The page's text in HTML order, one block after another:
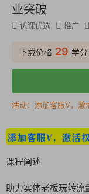
业突破
优课优选 推广
下载价格 29 学
活动：添加客服V，激
课程阐述
助力实体老板玩转流